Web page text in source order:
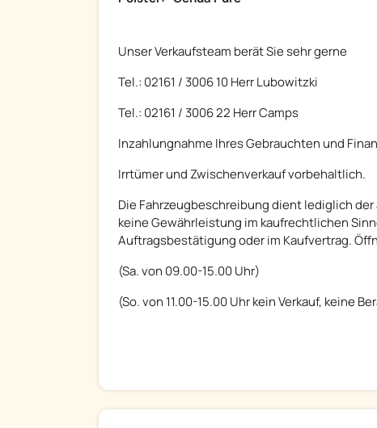
Unser Verkaufsteam berät Sie sehr gerne
Tel.: 02161 / 3006 10 Herr Lubowitzki
Tel.: 02161 / 3006 22 Herr Camps
Inzahlungnahme Ihres Gebrauchten und
Irrtümer und Zwischenverkauf vorbehaltlich.
Die Fahrzeugbeschreibung dient lediglich
keine Gewährleistung im kaufrechtlichen
Auftragsbestätigung oder im Kaufvertrag.
(Sa. von 09.00-15.00 Uhr)
(So. von 11.00-15.00 Uhr kein Verkauf, keine